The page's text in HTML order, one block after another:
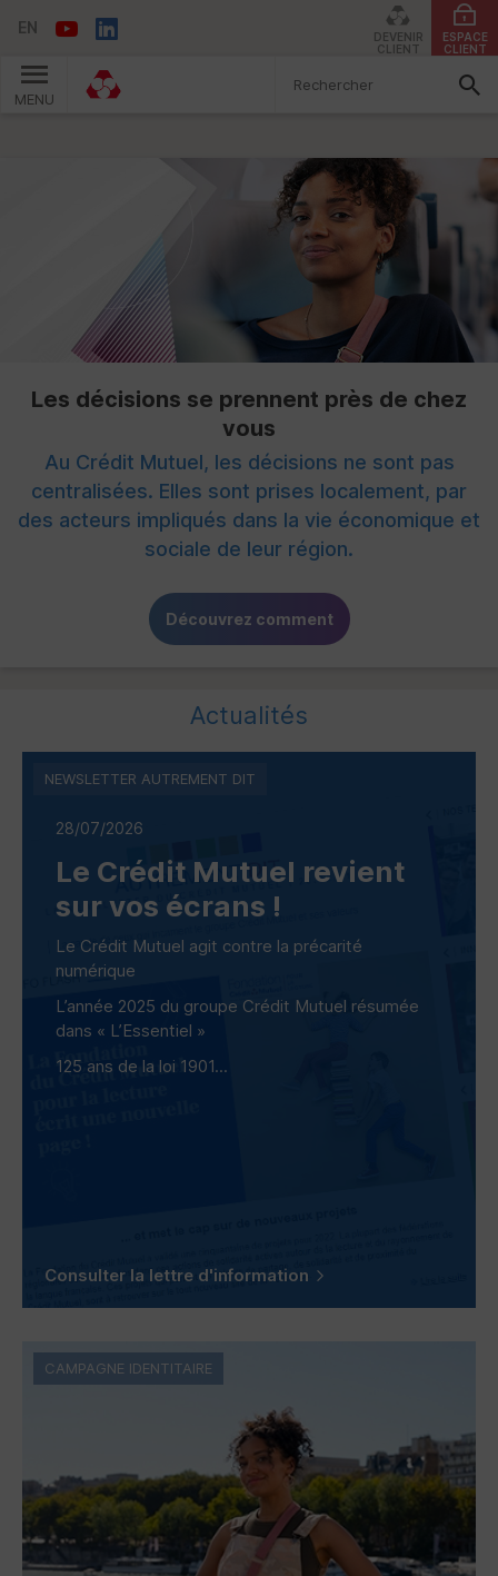
EN
DEVENIR
CLIENT
ESPACE
CLIENT
MENU
Les décisions se prennent près de chez
vous
Au Crédit Mutuel, les décisions ne sont pas
centralisées. Elles sont prises localement, par
des acteurs impliqués dans la vie économique et
sociale de leur région.
Découvrez comment
Actualités
28/07/2026
Le Crédit Mutuel revient
sur vos écrans !
Le Crédit Mutuel agit contre la précarité
numérique
L’année 2025 du groupe Crédit Mutuel résumée
dans « L’Essentiel »
125 ans de la loi 1901...
Consulter la lettre d'information
NEWSLETTER AUTREMENT DIT
CAMPAGNE IDENTITAIRE